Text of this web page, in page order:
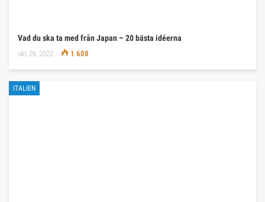
Vad du ska ta med från Japan – 20 bästa idéerna
okt 26, 2022 1 608
ITALIEN